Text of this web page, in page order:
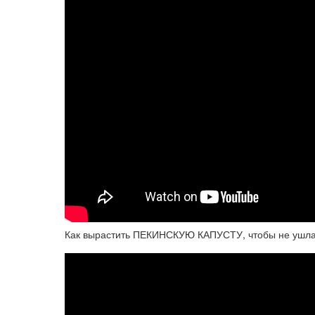
Как вырастить ПЕКИНСКУЮ КАПУСТУ, чтобы не